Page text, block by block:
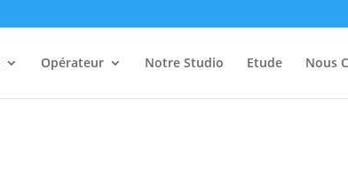
Opérateur Notre Studio Etude Nous